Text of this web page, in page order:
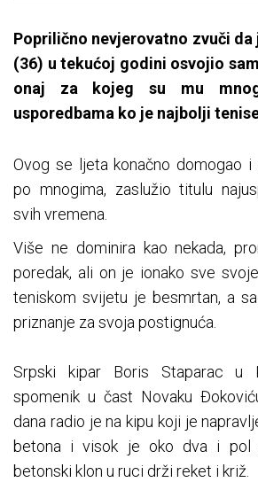
Poprilično nevjerovatno zvuči
(36) u tekućoj godini osvojio
onaj za kojeg su mu
usporedbama ko je najbolji
Ovog se ljeta konačno domogao
po mnogima, zaslužio titulu
svih vremena.
Više ne dominira kao nekada,
poredak, ali on je ionako sve
teniskom svijetu je besmrtan, a
priznanje za svoja postignuća.
Srpski kipar Boris Staparac u
spomenik u čast Novaku
dana radio je na kipu koji je
betona i visok je oko dva i pol
betonski klon u ruci drži reket i križ.